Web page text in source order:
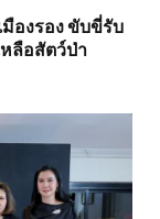
องรอง ขับขี่รับ
ลือสัตว์ป่า